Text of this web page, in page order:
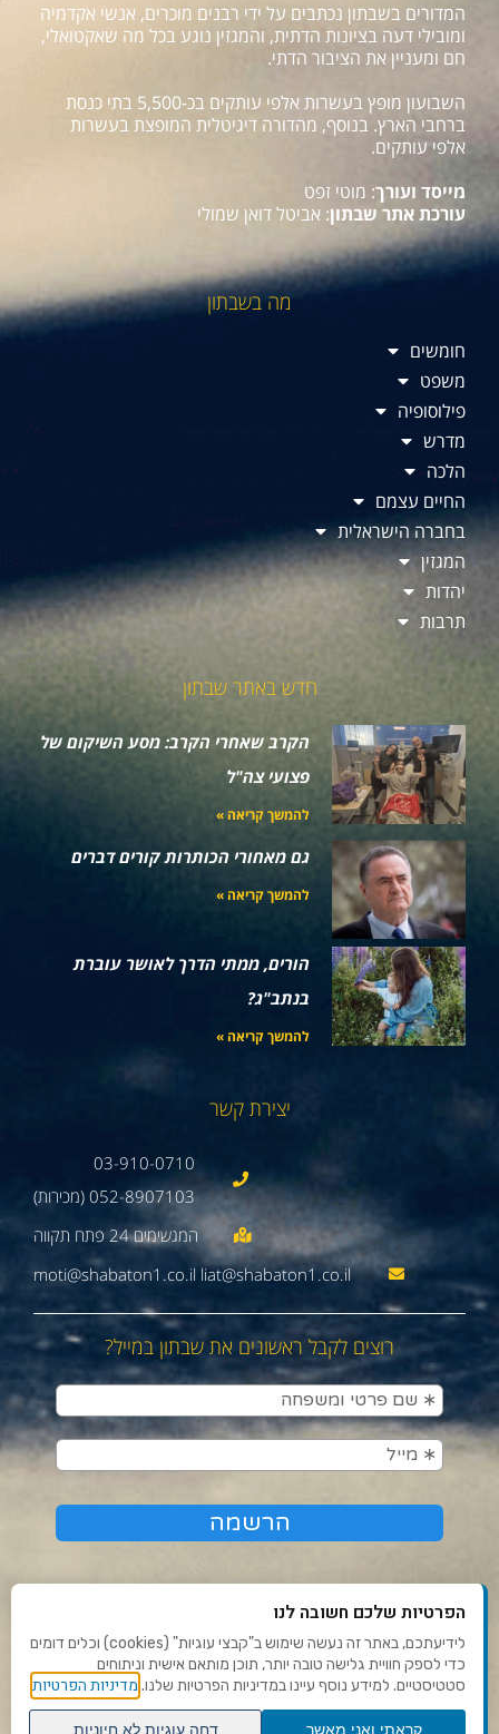
המדורים בשבתון נכתבים על ידי רבנים מוכרים, אנשי אקדמיה
ומובילי דעה בציונות הדתית, והמגזין נוגע בכל מה שאקטואלי,
חם ומעניין את הציבור הדתי.
השבועון מופץ בעשרות אלפי עותקים בכ-5,500 בתי כנסת
ברחבי הארץ. בנוסף, מהדורה דיגיטלית המופצת בעשרות
אלפי עותקים.
מייסד ועורך: מוטי זפט
עורכת אתר שבתון: אביטל דואן שמולי
מה בשבתון
חומשים
משפט
פילוסופיה
מדרש
הלכה
החיים עצמם
בחברה הישראלית
המגזין
יהדות
תרבות
חדש באתר שבתון
הקרב שאחרי הקרב: מסע השיקום של
פצועי צה"ל
להמשך קריאה »
גם מאחורי הכותרות קורים דברים
להמשך קריאה »
הורים, ממתי הדרך לאושר עוברת
בנתב"ג?
להמשך קריאה »
יצירת קשר
03-910-0710
052-8907103 (מכירות)
moti@shabaton1.co.il liat@shabaton1.co.il
רוצים לקבל ראשונים את שבתון במייל?
תנאי שימוש ומדיניות פרטיות
פנו אלינו
הפרטיות שלכם חשובה לנו
לידיעתכם, באתר זה נעשה שימוש ב"קבצי עוגיות" (cookies) וכלים דומים
כדי לספק חוויית גלישה טובה יותר, תוכן מותאם אישית וניתוחים
סטטיסטיים. למידע נוסף עיינו במדיניות הפרטיות שלנו. מדיניות הפרטיות
קראתי ואני מאשר דחה עוגיות לא חיוניות